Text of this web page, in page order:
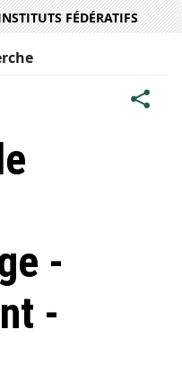
FÉDÉRATIFS
-
-